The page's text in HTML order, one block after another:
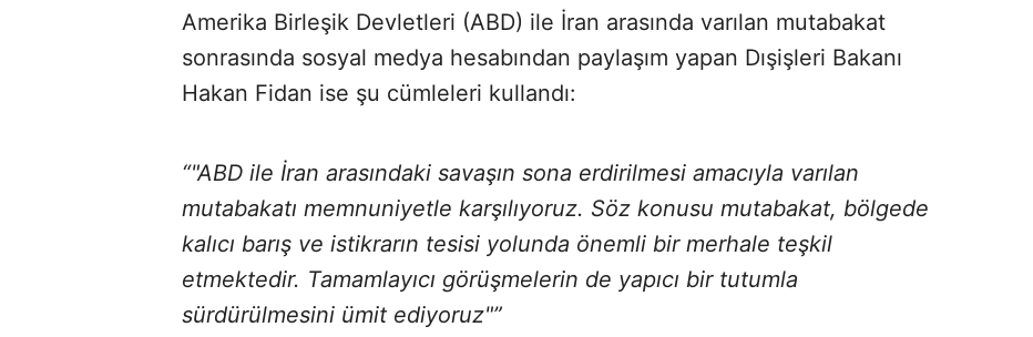
Amerika Birleşik Devletleri (ABD) ile İran arasında varılan mutabakat
sonrasında sosyal medya hesabından paylaşım yapan Dışişleri Bakanı
Hakan Fidan ise şu cümleleri kullandı:
“"ABD ile İran arasındaki savaşın sona erdirilmesi amacıyla varılan
mutabakatı memnuniyetle karşılıyoruz. Söz konusu mutabakat, bölgede
kalıcı barış ve istikrarın tesisi yolunda önemli bir merhale teşkil
etmektedir. Tamamlayıcı görüşmelerin de yapıcı bir tutumla
sürdürülmesini ümit ediyoruz"”